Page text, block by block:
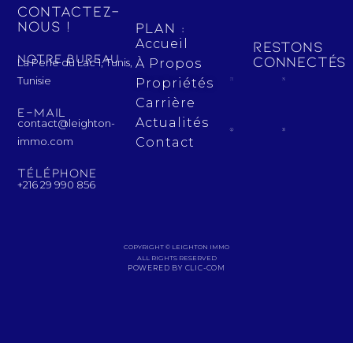
Contactez-
nous !
Notre bureau
La Perle du Lac 1, Tunis,
Tunisie
E-mail
contact@leighton-
immo.com
Téléphone
+216 29 990 856
Plan :
Accueil
À Propos
Propriétés
Carrière
Actualités
Contact
Restons
connectés
COPYRIGHT © LEIGHTON IMMO
ALL RIGHTS RESERVED
POWERED BY CLIC-COM